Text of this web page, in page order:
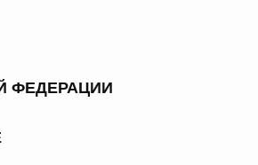
ФЕДЕРАЦИИ